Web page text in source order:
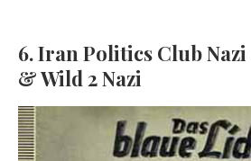
6. Iran Politics Club
& Wild 2 Nazi